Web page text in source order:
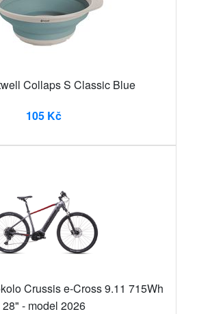
Collaps S Classic Blue
105 Kč
Crussis e-Cross 9.11 715Wh
28" - model 2026